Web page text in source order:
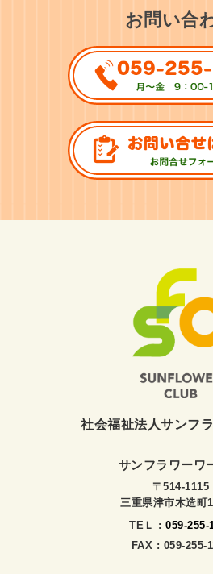
お問い合
社会福祉法人サンフ
サンフラワーワ
〒514-1115
三重県津市木造町
TEＬ : 059-255-
FAX : 059-255-